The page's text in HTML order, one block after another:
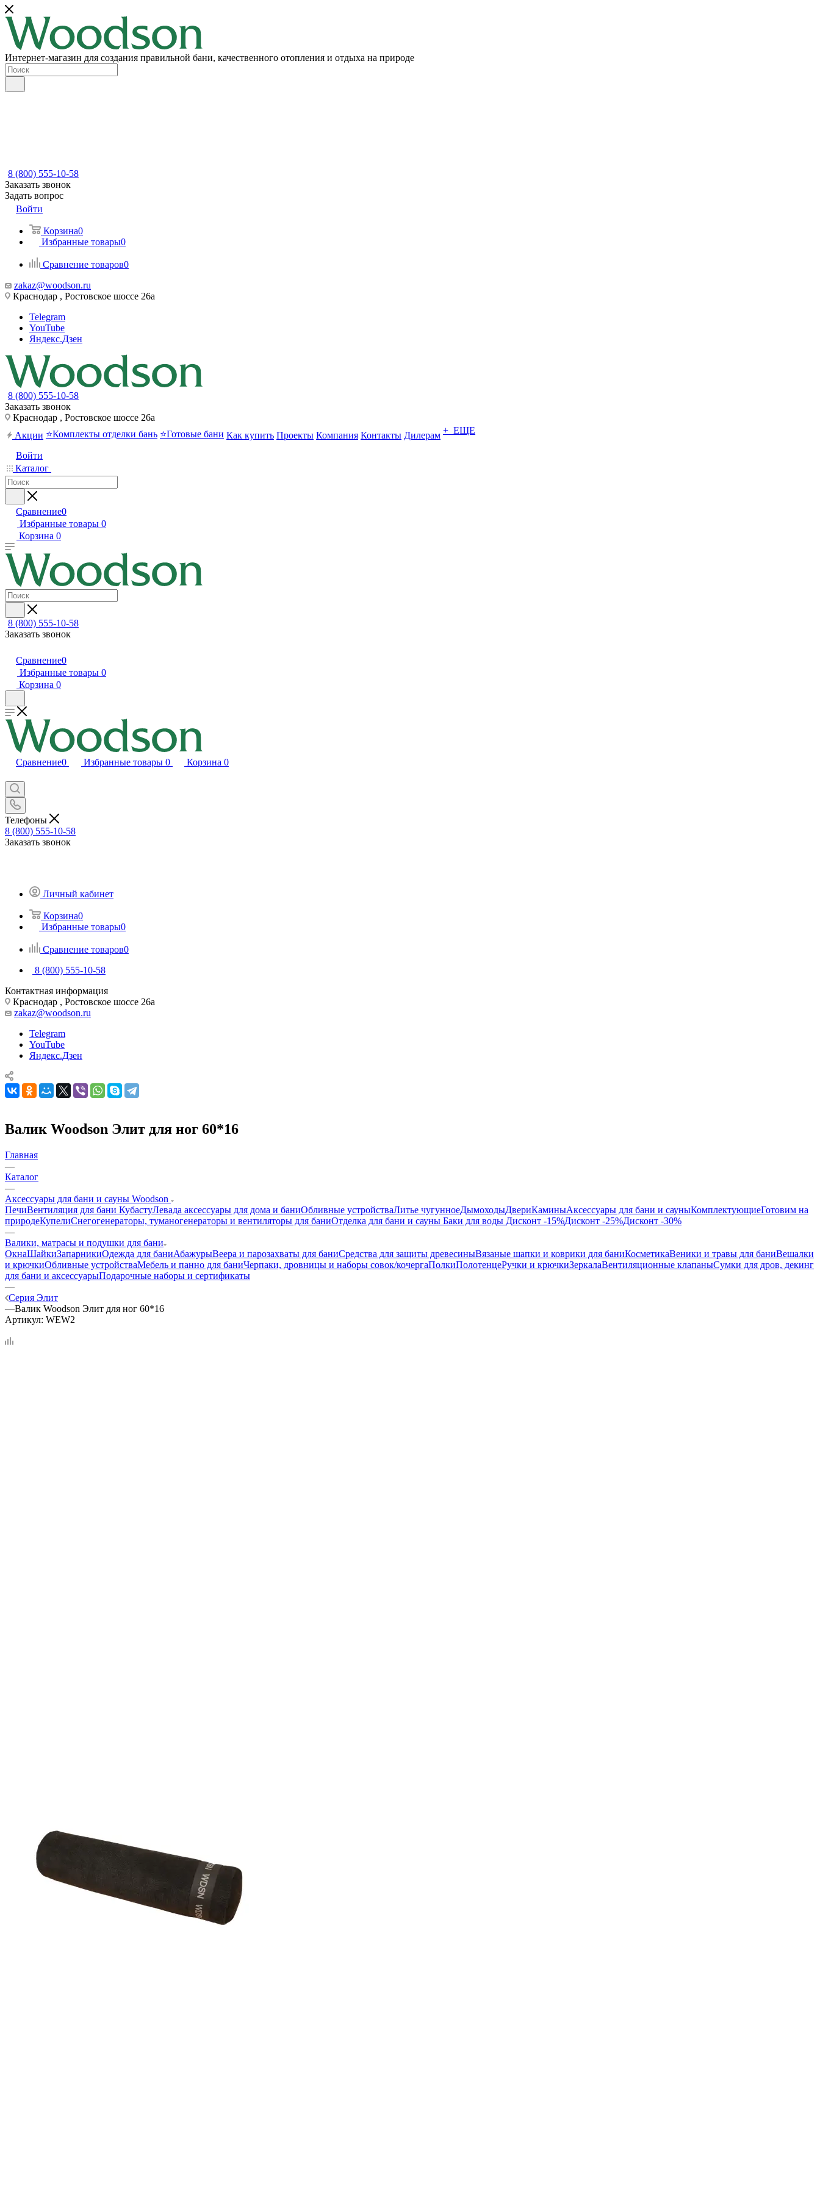
Интернет-магазин для создания правильной бани, качественного отопления и отдыха на природе
8 (800) 555-10-58
Заказать звонок
Задать вопрос
Войти
Корзина0
Избранные товары0
Сравнение товаров0
zakaz@woodson.ru
Краснодар , Ростовское шоссе 26а
Telegram
YouTube
Яндекс.Дзен
8 (800) 555-10-58
Заказать звонок
Краснодар , Ростовское шоссе 26а
Акции ⭐Комплекты отделки бань ⭐Готовые бани Как купить Проекты Компания Контакты Дилерам + ЕЩЕ
Войти
Каталог
Сравнение0
Избранные товары 0
Корзина 0
8 (800) 555-10-58
Заказать звонок
Сравнение0
Избранные товары 0
Корзина 0
Сравнение0 Избранные товары 0 Корзина 0
Телефоны
8 (800) 555-10-58
Заказать звонок
Личный кабинет
Корзина0
Избранные товары0
Сравнение товаров0
8 (800) 555-10-58
Контактная информация
Краснодар , Ростовское шоссе 26а
zakaz@woodson.ru
Telegram
YouTube
Яндекс.Дзен
Валик Woodson Элит для ног 60*16
Главная
—
Каталог
—
Аксессуары для бани и сауны Woodson
ПечиВентиляция для бани КубастуЛевада аксессуары для дома и баниОбливные устройстваЛитье чугунноеДымоходыДвериКаминыАксессуары для бани и сауныКомплектующиеГотовим на
природеКупелиСнегогенераторы, туманогенераторы и вентиляторы для баниОтделка для бани и сауны Баки для воды Дисконт -15%Дисконт -25%Дисконт -30%
—
Валики, матрасы и подушки для бани
ОкнаШайкиЗапарникиОдежда для баниАбажурыВеера и парозахваты для баниСредства для защиты древесиныВязаные шапки и коврики для баниКосметикаВеники и травы для баниВешалки
и крючкиОбливные устройстваМебель и панно для баниЧерпаки, дровницы и наборы совок/кочергаПолкиПолотенцеРучки и крючкиЗеркалаВентиляционные клапаныСумки для дров, декинг
для бани и аксессуарыПодарочные наборы и сертификаты
—
Серия Элит
—Валик Woodson Элит для ног 60*16
Артикул: WEW2